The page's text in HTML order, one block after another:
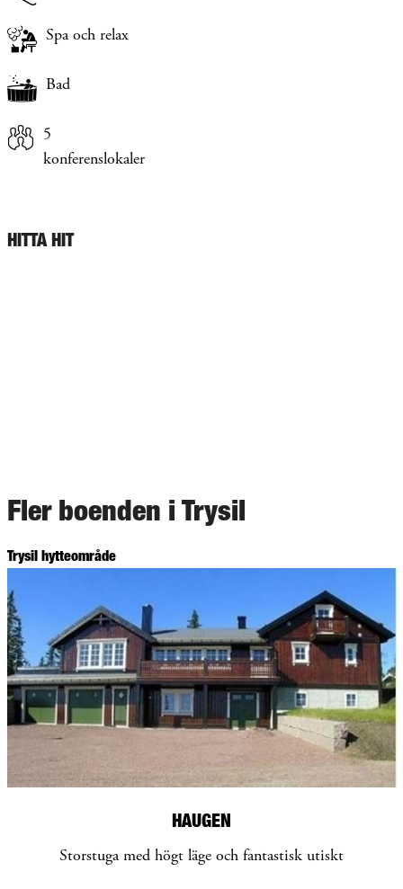
Spa och relax
Bad
5
konferenslokaler
HITTA HIT
Fler boenden i Trysil
Trysil hytteområde
HAUGEN
Storstuga med högt läge och fantastisk utiskt